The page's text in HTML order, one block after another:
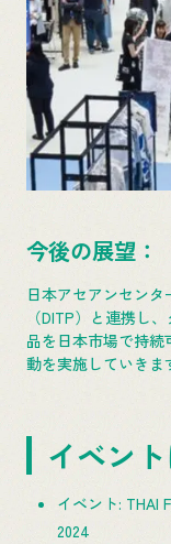
今後の展望：
日本アセアンセン
（DITP）と連携し
品を日本市場で持
動を実施していきま
イベン
イベント: THAI
2024